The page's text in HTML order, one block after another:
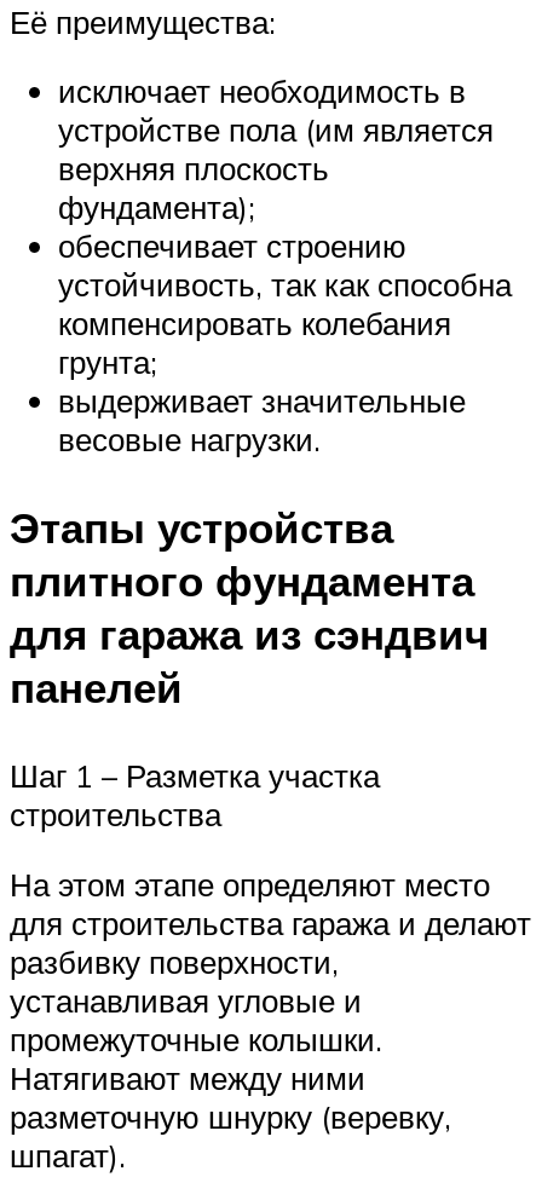
Её преимущества:
исключает необходимость в
устройстве пола (им является
верхняя плоскость
фундамента);
обеспечивает строению
устойчивость, так как способна
компенсировать колебания
грунта;
выдерживает значительные
весовые нагрузки.
Этапы устройства
плитного фундамента
для гаража из сэндвич
панелей
Шаг 1 – Разметка участка
строительства
На этом этапе определяют место
для строительства гаража и делают
разбивку поверхности,
устанавливая угловые и
промежуточные колышки.
Натягивают между ними
разметочную шнурку (веревку,
шпагат).